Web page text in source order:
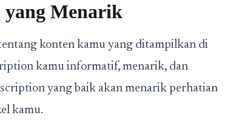
yang Menarik
konten kamu yang ditampilkan di
kamu informatif, menarik, dan
yang baik akan menarik perhatian
kamu.